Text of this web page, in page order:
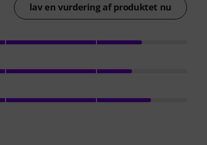
lav en vurdering af produktet nu